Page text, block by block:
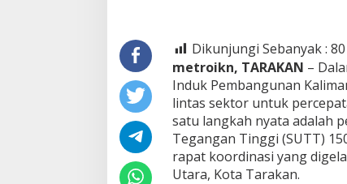
Dikunjungi Sebanyak : 80
metroikn, TARAKAN –
Induk Pembangunan
lintas sektor untuk
satu langkah nyata adalah
Tegangan Tinggi (SUTT)
rapat koordinasi yang
Utara, Kota Tarakan.